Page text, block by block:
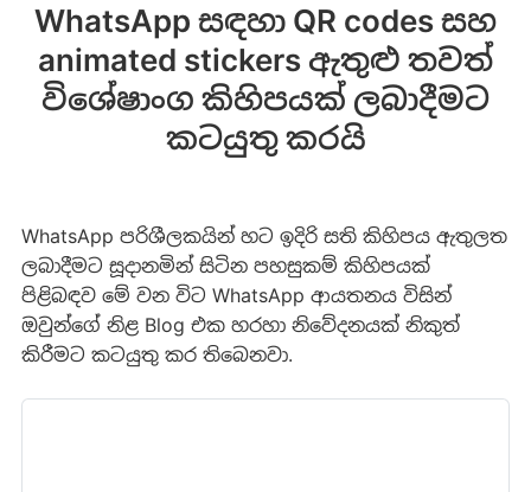
WhatsApp සඳහා QR codes සහ
animated stickers ඇතුළු තවත්
විශේෂාංග කිහිපයක් ලබාදීමට
කටයුතු කරයි
WhatsApp පරිශීලකයින් හට ඉදිරි සති කිහිපය ඇතුලත
ලබාදීමට සූදානමින් සිටින පහසුකම් කිහිපයක්
පිළිබඳව මේ වන විට WhatsApp ආයතනය විසින්
ඔවුන්ගේ නිළ Blog එක හරහා නිවේදනයක් නිකුත්
කිරීමට කටයුතු කර තිබෙනවා.